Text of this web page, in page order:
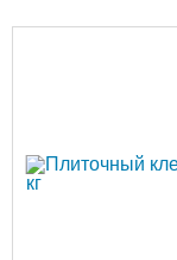
О компании
Контакты